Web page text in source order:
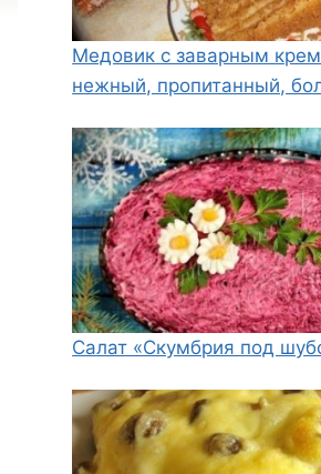
Медовик с заварным
нежный, пропитанный,
Салат «Скумбрия под